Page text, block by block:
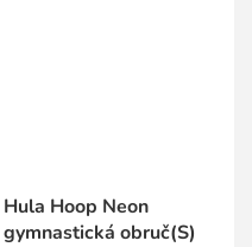
Hula Hoop Neon
gymnastická obruč(S)